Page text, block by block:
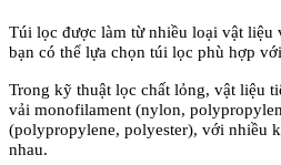
Túi lọc được làm từ nhiều loại vật liệu
bạn có thể lựa chọn túi lọc phù hợp
Trong kỹ thuật lọc chất lỏng, vật liệu
vải monofilament (nylon,
(polypropylene, polyester), với nhiều
nhau.